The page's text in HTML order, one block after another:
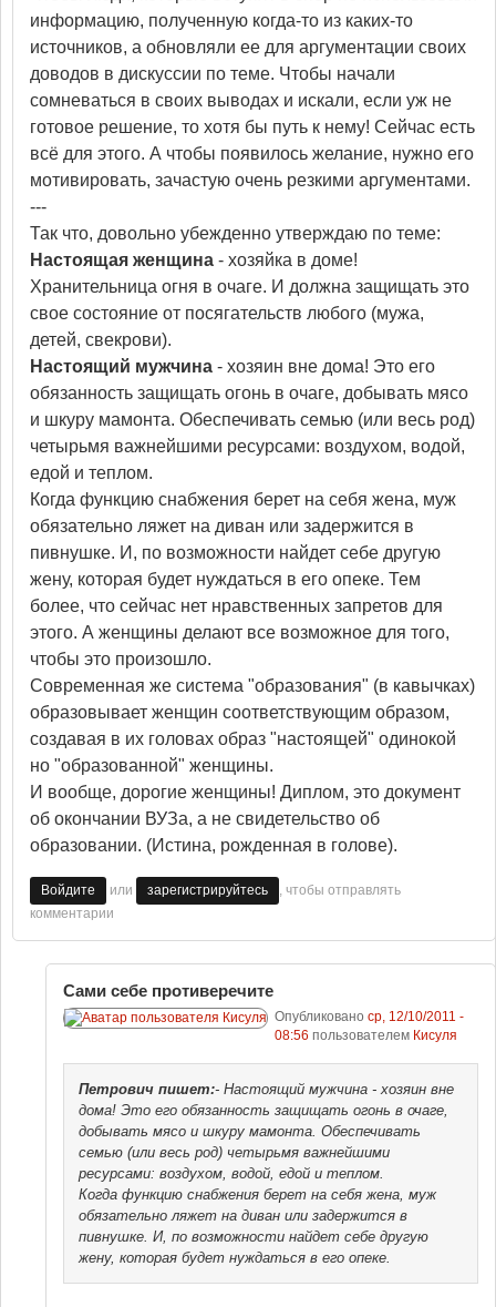
информацию, полученную когда-то из каких-то
источников, а обновляли ее для аргументации своих
доводов в дискуссии по теме. Чтобы начали
сомневаться в своих выводах и искали, если уж не
готовое решение, то хотя бы путь к нему! Сейчас есть
всё для этого. А чтобы появилось желание, нужно его
мотивировать, зачастую очень резкими аргументами.
---
Так что, довольно убежденно утверждаю по теме:
Настоящая женщина - хозяйка в доме!
Хранительница огня в очаге. И должна защищать это
свое состояние от посягательств любого (мужа,
детей, свекрови).
Настоящий мужчина - хозяин вне дома! Это его
обязанность защищать огонь в очаге, добывать мясо
и шкуру мамонта. Обеспечивать семью (или весь род)
четырьмя важнейшими ресурсами: воздухом, водой,
едой и теплом.
Когда функцию снабжения берет на себя жена, муж
обязательно ляжет на диван или задержится в
пивнушке. И, по возможности найдет себе другую
жену, которая будет нуждаться в его опеке. Тем
более, что сейчас нет нравственных запретов для
этого. А женщины делают все возможное для того,
чтобы это произошло.
Современная же система "образования" (в кавычках)
образовывает женщин соответствующим образом,
создавая в их головах образ "настоящей" одинокой
но "образованной" женщины.
И вообще, дорогие женщины! Диплом, это документ
об окончании ВУЗа, а не свидетельство об
образовании. (Истина, рожденная в голове).
Войдите или зарегистрируйтесь
, чтобы отправлять
комментарии
Сами себе противеречите
Опубликовано ср, 12/10/2011 -
08:56 пользователем Кисуля
Петрович пишет:- Настоящий мужчина - хозяин вне
дома! Это его обязанность защищать огонь в очаге,
добывать мясо и шкуру мамонта. Обеспечивать
семью (или весь род) четырьмя важнейшими
ресурсами: воздухом, водой, едой и теплом.
Когда функцию снабжения берет на себя жена, муж
обязательно ляжет на диван или задержится в
пивнушке. И, по возможности найдет себе другую
жену, которая будет нуждаться в его опеке.